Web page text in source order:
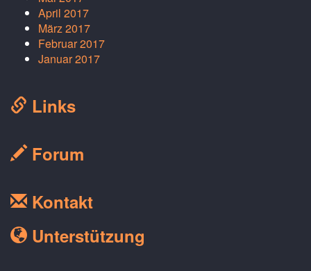
April 2017
März 2017
Februar 2017
Januar 2017
Links
Forum
Kontakt
Unterstützung